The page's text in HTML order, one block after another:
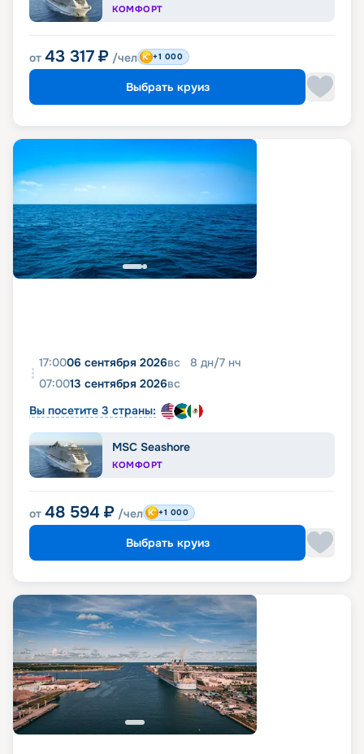
КОМФОРТ
от 43 317 ₽ /чел +1 000
Выбрать круиз
17:0006 сентября 2026вс 8 дн/7 нч
07:0013 сентября 2026вс
Вы посетите 3 страны:
MSC Seashore
КОМФОРТ
от 48 594 ₽ /чел +1 000
Выбрать круиз